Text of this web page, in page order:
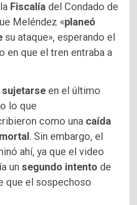
Fiscalía del Condado de
Meléndez «planeó
su ataque», esperando el
en que el tren entraba a
en el último
lo que
como una caída
. Sin embargo, el
ahí, ya que el video
un segundo intento de
que el sospechoso